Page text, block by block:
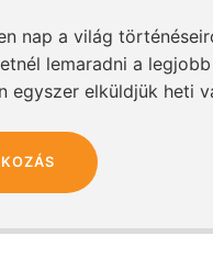
nap a világ
lemaradni a
egyszer elküldjük heti